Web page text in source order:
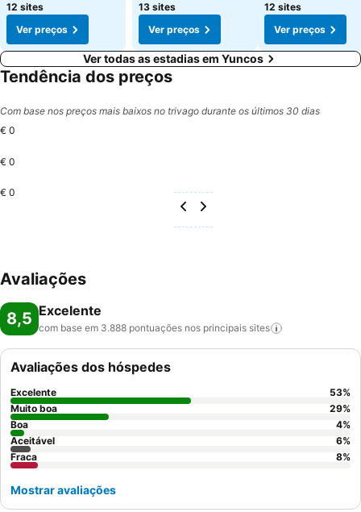
12 sites
Ver preços
13 sites
Ver preços
12 sites
Ver preços
Ver todas as estadias em Yuncos
Tendência dos preços
Com base nos preços mais baixos no trivago durante os últimos 30 dias
€ 0
€ 0
€ 0
Avaliações
8,5 Excelente
com base em 3.888 pontuações nos principais sites
Avaliações dos hóspedes
Excelente 53%
Muito boa
29%
Boa
4%
Aceitável
6%
Fraca
8%
Mostrar avaliações